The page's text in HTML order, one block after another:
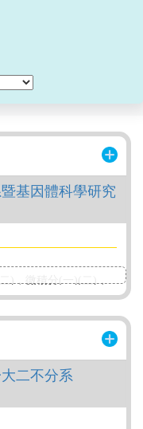
基因體科學研究
)，微積分(一)(二)，
思考與演算法，遺傳
據分析，量化數據
驗，有機化學實
分析(上)(下)，論文閱
10選3課程)，演化遺
學概論(必修10選3課
免疫學(必修10選3課
二不分系